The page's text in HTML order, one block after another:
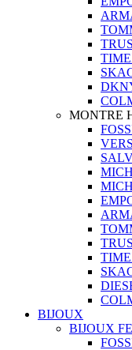
MONTRE
BIJOUX
BIJOUX